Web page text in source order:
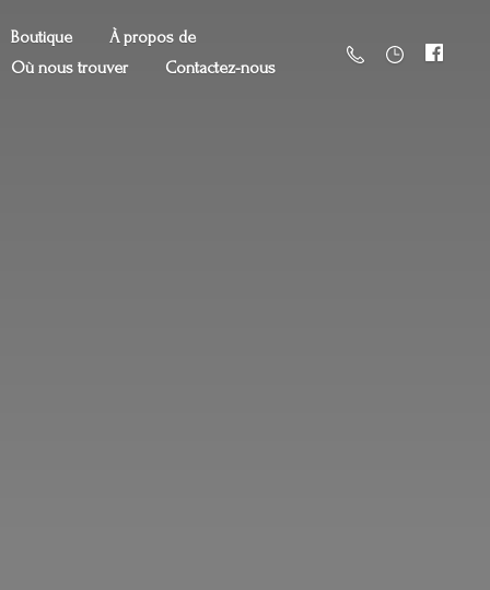
Boutique
À propos de
Où nous trouver
Contactez-nous